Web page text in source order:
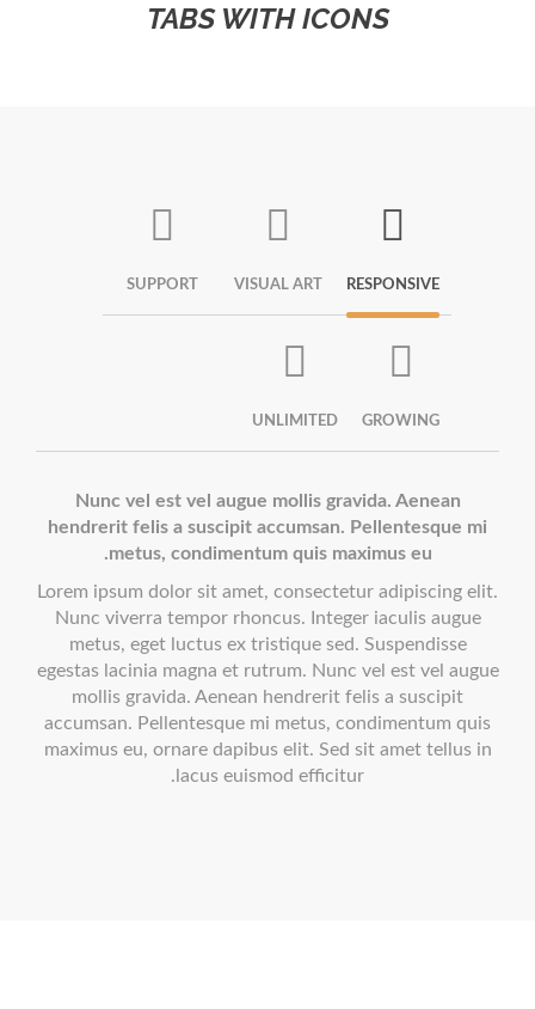
TABS WITH ICONS
RESPONSIVE
VISUAL ART
SUPPORT
GROWING
UNLIMITED
Nunc vel est vel augue mollis gravida. Aenean
hendrerit felis a suscipit accumsan. Pellentesque mi
metus, condimentum quis maximus eu.
Lorem ipsum dolor sit amet, consectetur adipiscing elit.
Nunc viverra tempor rhoncus. Integer iaculis augue
metus, eget luctus ex tristique sed. Suspendisse
egestas lacinia magna et rutrum. Nunc vel est vel augue
mollis gravida. Aenean hendrerit felis a suscipit
accumsan. Pellentesque mi metus, condimentum quis
maximus eu, ornare dapibus elit. Sed sit amet tellus in
lacus euismod efficitur.